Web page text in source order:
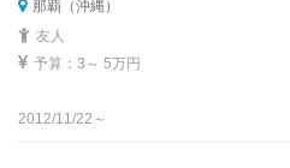
那覇（沖縄）
友人
予算：3～ 5万円
2012/11/22～